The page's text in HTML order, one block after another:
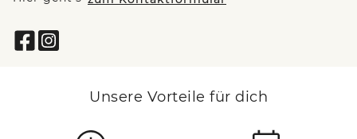
Unsere Vorteile für dich